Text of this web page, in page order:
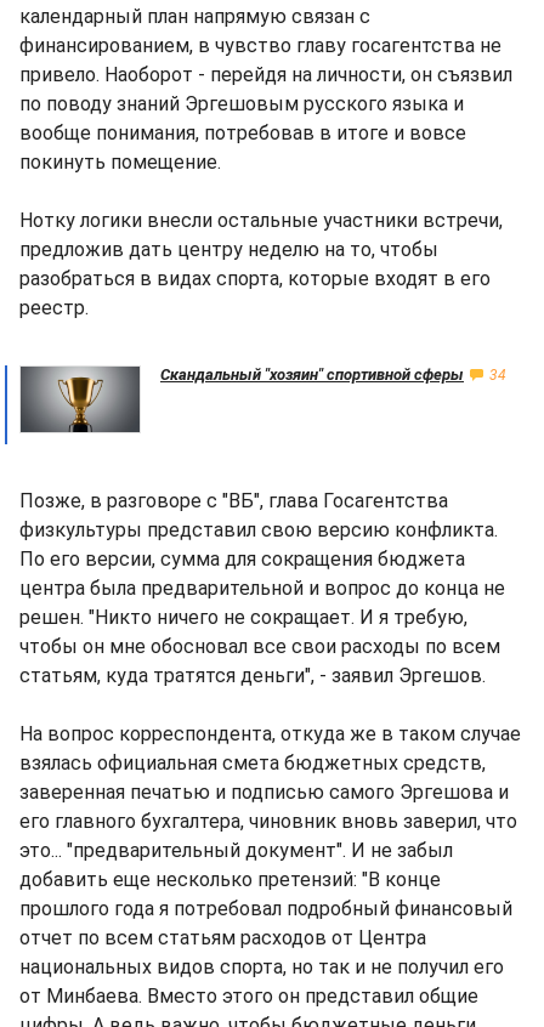
календарный план напрямую связан с
финансированием, в чувство главу госагентства не
привело. Наоборот - перейдя на личности, он съязвил
по поводу знаний Эргешовым русского языка и
вообще понимания, потребовав в итоге и вовсе
покинуть помещение.
Нотку логики внесли остальные участники встречи,
предложив дать центру неделю на то, чтобы
разобраться в видах спорта, которые входят в его
реестр.
Скандальный "хозяин" спортивной сферы 34
Позже, в разговоре с "ВБ", глава Госагентства
физкультуры представил свою версию конфликта.
По его версии, сумма для сокращения бюджета
центра была предварительной и вопрос до конца не
решен. "Никто ничего не сокращает. И я требую,
чтобы он мне обосновал все свои расходы по всем
статьям, куда тратятся деньги", - заявил Эргешов.
На вопрос корреспондента, откуда же в таком случае
взялась официальная смета бюджетных средств,
заверенная печатью и подписью самого Эргешова и
его главного бухгалтера, чиновник вновь заверил, что
это... "предварительный документ". И не забыл
добавить еще несколько претензий: "В конце
прошлого года я потребовал подробный финансовый
отчет по всем статьям расходов от Центра
национальных видов спорта, но так и не получил его
от Минбаева. Вместо этого он представил общие